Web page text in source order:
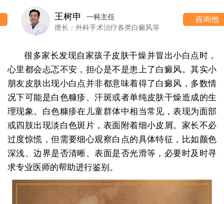
王树申
一科主任
擅长：外科手术治疗各类白癜风等
咨询他
很多家长发现自家孩子皮肤干燥并冒出小白点时，
心里都会忐忑不安，担心是不是患上了白癜风。其实小
朋友皮肤出现小白点并非都意味着得了白癜风，多数情
况下可能是白色糠疹、汗斑或者单纯皮肤干燥造成的生
理现象。白色糠疹在儿童群体中相当常见，表现为面部
或四肢出现淡白色斑片，表面附着细小皮屑。家长不必
过度惊慌，但需要细心观察白点的具体特征，比如颜色
深浅、边界是否清晰、表面是否光滑等，必要时及时寻
求专业医师的帮助进行鉴别。